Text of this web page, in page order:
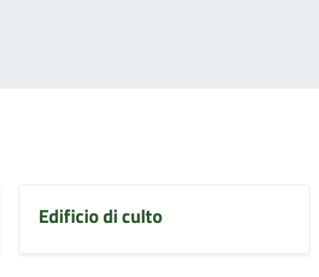
Edificio di culto